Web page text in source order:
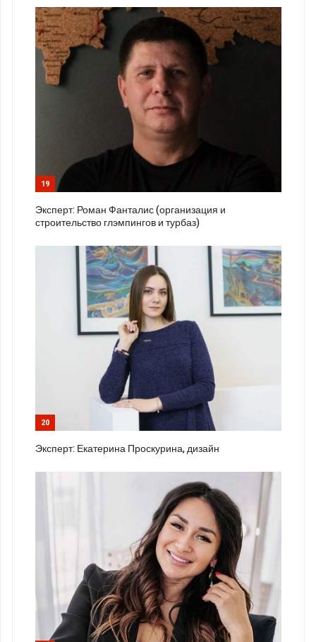
19
Эксперт: Роман Фанталис (организация и
строительство глэмпингов и турбаз)
20
Эксперт: Екатерина Проскурина, дизайн